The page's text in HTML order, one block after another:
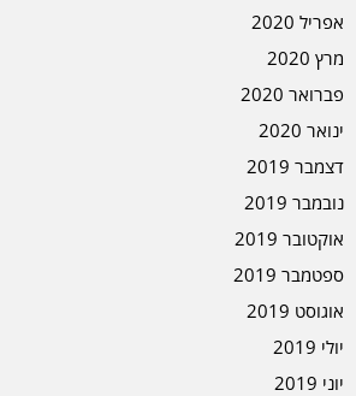
אפריל 2020
מרץ 2020
פברואר 2020
ינואר 2020
דצמבר 2019
נובמבר 2019
אוקטובר 2019
ספטמבר 2019
אוגוסט 2019
יולי 2019
יוני 2019